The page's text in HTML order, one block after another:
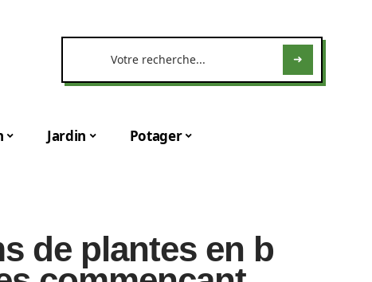
Jardin Potager
de plantes en b